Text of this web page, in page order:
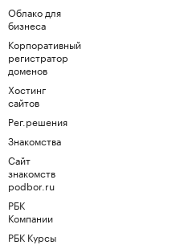
Облако для
бизнеса
Корпоративный
регистратор
доменов
Хостинг
сайтов
Рег.решения
Знакомства
Сайт
знакомств
podbor.ru
РБК
Компании
РБК Курсы